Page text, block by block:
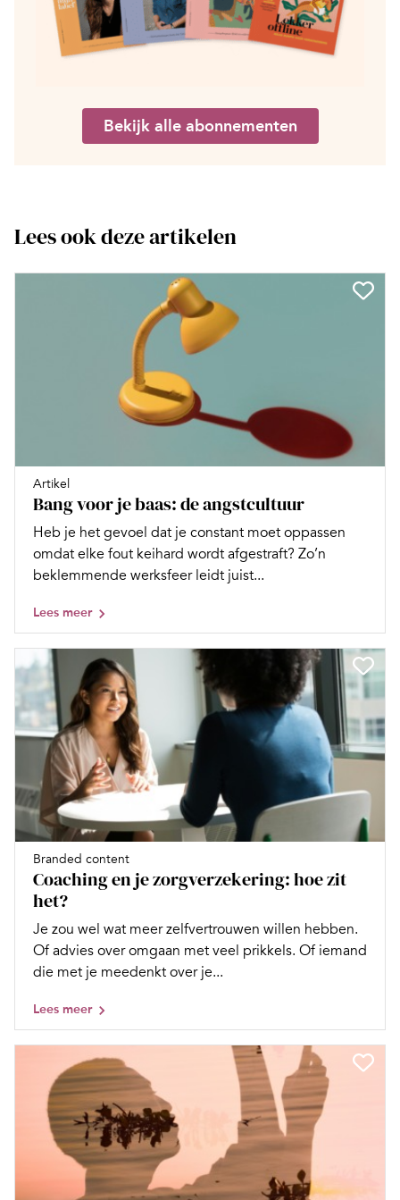
Bekijk alle abonnementen
Lees ook deze artikelen
Artikel
Bang voor je baas: de angstcultuur
Heb je het gevoel dat je constant moet oppassen
omdat elke fout keihard wordt afgestraft? Zo’n
beklemmende werksfeer leidt juist...
Lees meer
Branded content
Coaching en je zorgverzekering: hoe zit
het?
Je zou wel wat meer zelfvertrouwen willen hebben.
Of advies over omgaan met veel prikkels. Of iemand
die met je meedenkt over je...
Lees meer